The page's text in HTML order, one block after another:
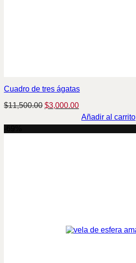
Cuadro de tres ágatas
$11,500.00 Original
was:
$11,500.00.
$3,000.00Current
price
is:
$3,000.00.
Añadir al carrito